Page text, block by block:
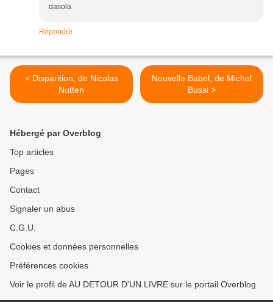
dasola
Répondre
< Disparition, de Nicolas
Nutten
Nouvelle Babel, de Michel
Bussi >
Hébergé par Overblog
Top articles
Pages
Contact
Signaler un abus
C.G.U.
Cookies et données personnelles
Préférences cookies
Voir le profil de AU DETOUR D'UN LIVRE sur le portail Overblog